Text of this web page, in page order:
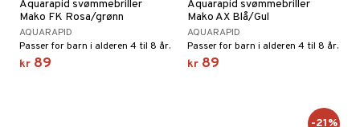
Aquarapid svømmebriller
Mako FK Rosa/grønn
AQUARAPID
Passer for barn i alderen 4 til 8 år.
kr 89
Aquarapid svømmebriller
Mako AX Blå/Gul
AQUARAPID
Passer for barn i alderen 4 til 8 år.
kr 89
-21%